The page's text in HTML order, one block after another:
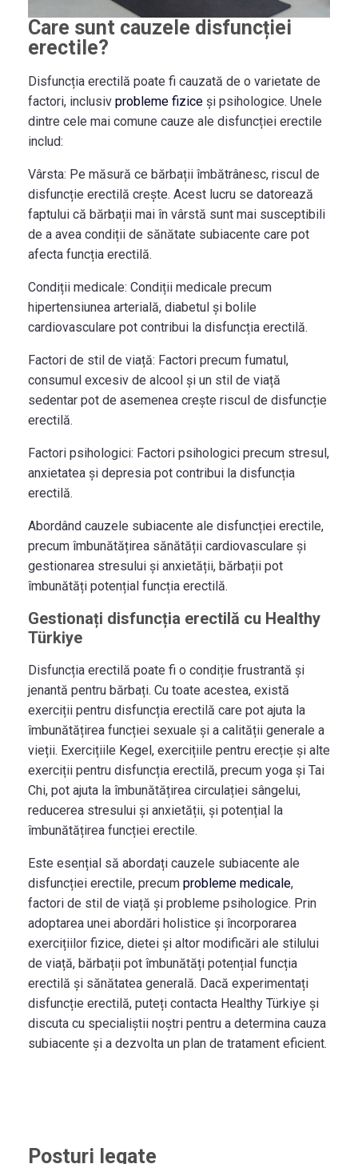
Care sunt cauzele disfuncției
erectile?
Disfuncția erectilă poate fi cauzată de o varietate de
factori, inclusiv probleme fiziceși psihologice. Unele
dintre cele mai comune cauze ale disfuncției erectile
includ:
Vârsta: Pe măsură ce bărbații îmbătrânesc, riscul de
disfuncție erectilă crește. Acest lucru se datorează
faptului că bărbații mai în vârstă sunt mai susceptibili
de a avea condiții de sănătate subiacente care pot
afecta funcția erectilă.
Condiții medicale: Condiții medicale precum
hipertensiunea arterială, diabetul și bolile
cardiovasculare pot contribui la disfuncția erectilă.
Factori de stil de viață: Factori precum fumatul,
consumul excesiv de alcool și un stil de viață
sedentar pot de asemenea crește riscul de disfuncție
erectilă.
Factori psihologici: Factori psihologici precum stresul,
anxietatea și depresia pot contribui la disfuncția
erectilă.
Abordând cauzele subiacente ale disfuncției erectile,
precum îmbunătățirea sănătății cardiovasculare și
gestionarea stresului și anxietății, bărbații pot
îmbunătăți potențial funcția erectilă.
Gestionați disfuncția erectilă cu Healthy
Türkiye
Disfuncția erectilă poate fi o condiție frustrantă și
jenantă pentru bărbați. Cu toate acestea, există
exerciții pentru disfuncția erectilă care pot ajuta la
îmbunătățirea funcției sexuale și a calității generale a
vieții. Exercițiile Kegel, exercițiile pentru erecție și alte
exerciții pentru disfuncția erectilă, precum yoga și Tai
Chi, pot ajuta la îmbunătățirea circulației sângelui,
reducerea stresului și anxietății, și potențial la
îmbunătățirea funcției erectile.
Este esențial să abordați cauzele subiacente ale
disfuncției erectile, precum probleme medicale,
factori de stil de viață și probleme psihologice. Prin
adoptarea unei abordări holistice și încorporarea
exercițiilor fizice, dietei și altor modificări ale stilului
de viață, bărbații pot îmbunătăți potențial funcția
erectilă și sănătatea generală. Dacă experimentați
disfuncție erectilă, puteți contacta Healthy Türkiye și
discuta cu specialiștii noștri pentru a determina cauza
subiacente și a dezvolta un plan de tratament eficient.
Posturi legate